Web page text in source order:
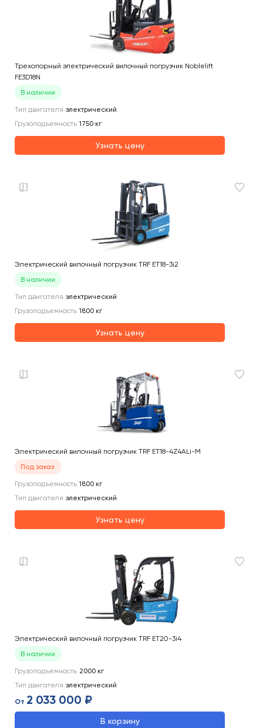
Трехопорный электрический вилочный погрузчик Noblelift
FE3D18N
В наличии
Тип двигателя электрический
Грузоподъемность 1750 кг
Узнать цену
Электрический вилочный погрузчик TRF ET18-3i2
В наличии
Тип двигателя электрический
Грузоподъемность 1800 кг
Узнать цену
Электрический вилочный погрузчик TRF ET18-4Z4ALi-M
Под заказ
Грузоподъемность 1800 кг
Тип двигателя электрический
Узнать цену
Электрический вилочный погрузчик TRF ET20-3i4
В наличии
Грузоподъемность 2000 кг
Тип двигателя электрический
От 2 033 000 ₽
В корзину